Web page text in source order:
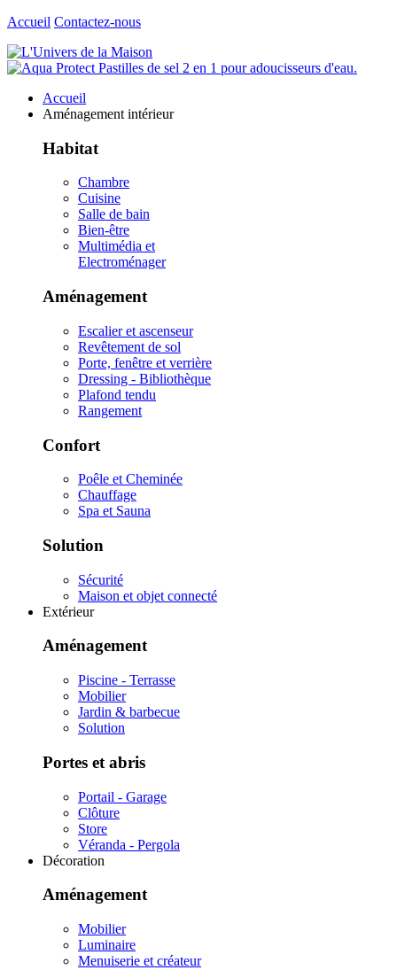
Accueil Contactez-nous
Accueil
Aménagement intérieur
Habitat
Chambre
Cuisine
Salle de bain
Bien-être
Multimédia et
Electroménager
Aménagement
Escalier et ascenseur
Revêtement de sol
Porte, fenêtre et verrière
Dressing - Bibliothèque
Plafond tendu
Rangement
Confort
Poêle et Cheminée
Chauffage
Spa et Sauna
Solution
Sécurité
Maison et objet connecté
Extérieur
Aménagement
Piscine - Terrasse
Mobilier
Jardin & barbecue
Solution
Portes et abris
Portail - Garage
Clôture
Store
Véranda - Pergola
Décoration
Aménagement
Mobilier
Luminaire
Menuiserie et créateur